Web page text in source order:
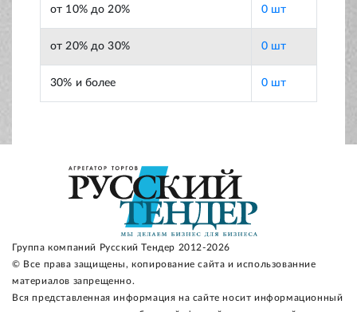
от 10% до 20% 0 шт
от 20% до 30% 0 шт
30% и более 0 шт
Группа компаний Русский Тендер 2012-2026
© Все права защищены, копирование сайта и использованние
материалов запрещенно.
Вся представленная информация на сайте носит информационный